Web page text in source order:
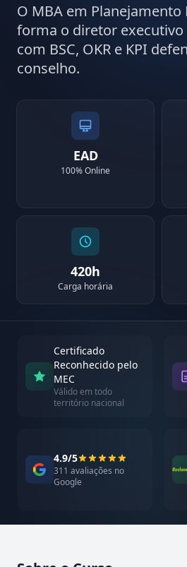
O MBA em Planejamento
forma o diretor executivo
com BSC, OKR e KPI
conselho.
EAD
100% Online
420h
Carga horária
Certificado
Reconhecido pelo
MEC
Válido em todo
território nacional
4.9/5
311 avaliações no
Google